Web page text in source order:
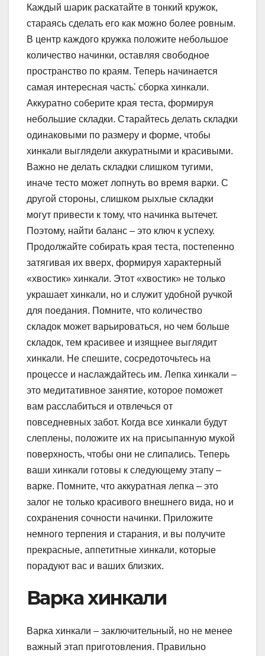
Каждый шарик раскатайте в тонкий кружок,
стараясь сделать его как можно более ровным.
В центр каждого кружка положите небольшое
количество начинки, оставляя свободное
пространство по краям. Теперь начинается
самая интересная часть⁚ сборка хинкали.
Аккуратно соберите края теста, формируя
небольшие складки. Старайтесь делать складки
одинаковыми по размеру и форме, чтобы
хинкали выглядели аккуратными и красивыми.
Важно не делать складки слишком тугими,
иначе тесто может лопнуть во время варки. С
другой стороны, слишком рыхлые складки
могут привести к тому, что начинка вытечет.
Поэтому, найти баланс – это ключ к успеху.
Продолжайте собирать края теста, постепенно
затягивая их вверх, формируя характерный
«хвостик» хинкали. Этот «хвостик» не только
украшает хинкали, но и служит удобной ручкой
для поедания. Помните, что количество
складок может варьироваться, но чем больше
складок, тем красивее и изящнее выглядит
хинкали. Не спешите, сосредоточьтесь на
процессе и наслаждайтесь им. Лепка хинкали –
это медитативное занятие, которое поможет
вам расслабиться и отвлечься от
повседневных забот. Когда все хинкали будут
слеплены, положите их на присыпанную мукой
поверхность, чтобы они не слипались. Теперь
ваши хинкали готовы к следующему этапу –
варке. Помните, что аккуратная лепка – это
залог не только красивого внешнего вида, но и
сохранения сочности начинки. Приложите
немного терпения и старания, и вы получите
прекрасные, аппетитные хинкали, которые
порадуют вас и ваших близких.
Варка хинкали
Варка хинкали – заключительный, но не менее
важный этап приготовления. Правильно